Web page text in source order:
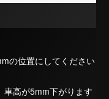
の位置にしてください
車高が5mm下がります